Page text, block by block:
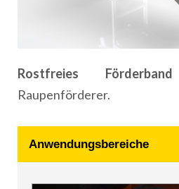
Rostfreies Förderband
Raupenförderer.
Anwendungsbereiche